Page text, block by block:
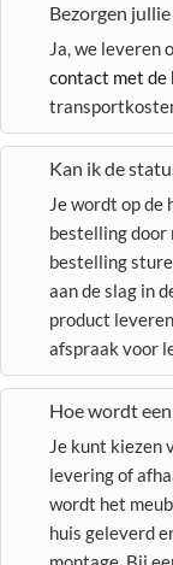
Bezorgen
Ja, we leveren
contact met de
Kan ik de
Je wordt op de
bestelling door
bestelling
aan de slag in
product
afspraak voor
Hoe wordt
Je kunt kiezen
levering of
wordt het
huis geleverd